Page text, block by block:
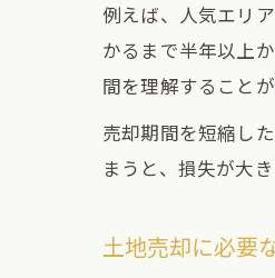
例えば、人気エリ
かるまで半年以上
間を理解することが
売却期間を短縮し
まうと、損失が大
土地売却に必要